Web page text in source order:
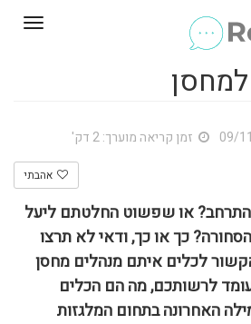
למחסן
זמן קריאה מוערך: 2 דק'
אהבתי
או שפשוט החלטתם ליעל
כך או כך, ודאי לא תרצו
לכלים איתם מנהלים מחסן
לרשותכם, מה הם הכלים
האחרונה בתחום המלגזות